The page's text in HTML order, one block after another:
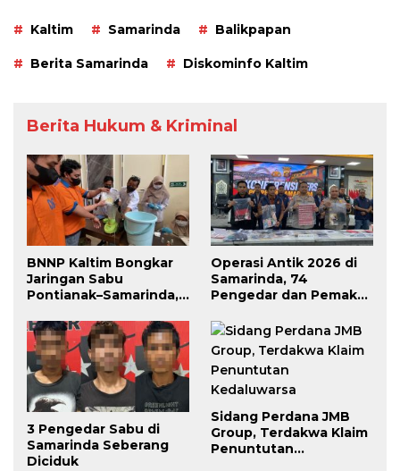
Kaltim Samarinda Balikpapan
Berita Samarinda Diskominfo Kaltim
Berita Hukum & Kriminal
BNNP Kaltim Bongkar
Jaringan Sabu
Pontianak–Samarinda,
dari Dalam Lapas
Operasi Antik 2026 di
Samarinda, 74
Pengedar dan Pemakai
3 Pengedar Sabu di
Samarinda Seberang
Diciduk
Sidang Perdana JMB
Group, Terdakwa Klaim
Penuntutan